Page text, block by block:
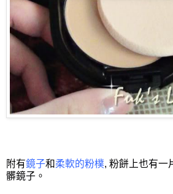
附有鏡子和 柔軟的粉樸, 粉餅上也有一
髒鏡子。